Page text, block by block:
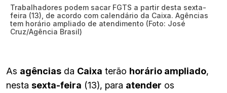
Trabalhadores podem sacar FGTS a partir desta sexta-
feira (13), de acordo com calendário da Caixa. Agências
tem horário ampliado de atendimento (Foto: José
Cruz/Agência Brasil)
As agências da Caixa terão horário ampliado,
nesta sexta-feira (13), para atender os